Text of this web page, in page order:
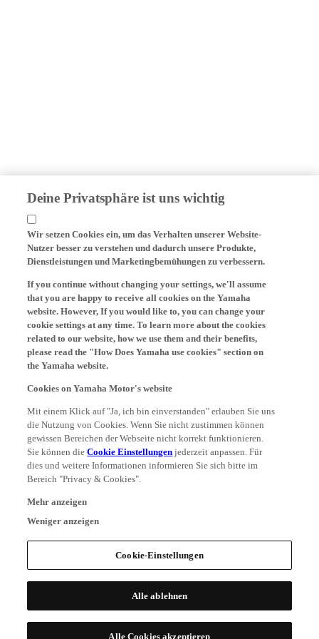
Deine Privatsphäre ist uns wichtig
Wir setzen Cookies ein, um das Verhalten unserer Website-
Nutzer besser zu verstehen und dadurch unsere Produkte,
Dienstleistungen und Marketingbemühungen zu verbessern.
If you continue without changing your settings, we'll assume
that you are happy to receive all cookies on the Yamaha
website. However, If you would like to, you can change your
cookie settings at any time. To learn more about the cookies
related to our website, how we use them and their benefits,
please read the "How Does Yamaha use cookies" section on
the Yamaha website.
Cookies on Yamaha Motor's website
Mit einem Klick auf "Ja, ich bin einverstanden" erlauben Sie uns
die Nutzung von Cookies. Wenn Sie nicht zustimmen können
gewissen Bereichen der Webseite nicht korrekt funktionieren.
Sie können die Cookie Einstellungen
jederzeit anpassen. Für
dies und weitere Informationen informieren Sie sich bitte im
Bereich "Privacy & Cookies".
Mehr anzeigen
Weniger anzeigen
Cookie-Einstellungen
Alle ablehnen
Alle Cookies akzeptieren